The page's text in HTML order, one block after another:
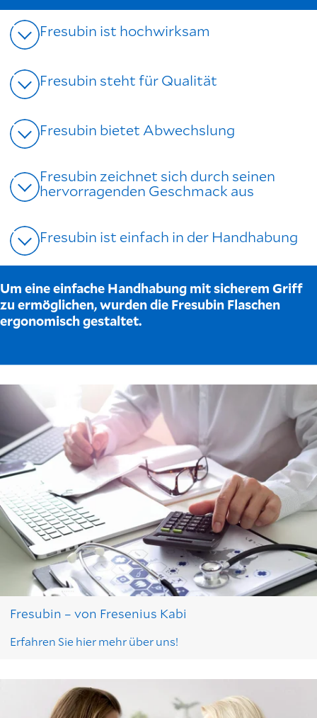
Fresubin ist hochwirksam
Fresubin steht für Qualität
Fresubin bietet Abwechslung
Fresubin zeichnet sich durch seinen
hervorragenden Geschmack aus
Fresubin ist einfach in der Handhabung
Um eine einfache Handhabung mit sicherem Griff
zu ermöglichen, wurden die Fresubin Flaschen
ergonomisch gestaltet.
Fresubin – von Fresenius Kabi
Erfahren Sie hier mehr über uns!